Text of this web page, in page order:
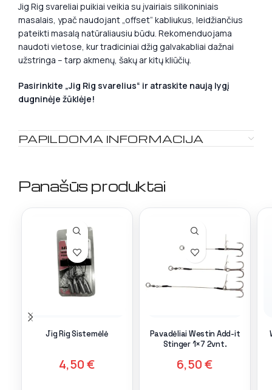
Jig Rig svareliai puikiai veikia su įvairiais silikoniniais
masalais, ypač naudojant „offset“ kabliukus, leidžiančius
pateikti masalą natūraliausiu būdu. Rekomenduojama
naudoti vietose, kur tradiciniai džig galvakabliai dažnai
užstringa – tarp akmenų, šakų ar kitų kliūčių.
Pasirinkite „Jig Rig svarelius“ ir atraskite naują lygį
dugninėje žūklėje!
PAPILDOMA INFORMACIJA
Panašūs produktai
Jig Rig Sistemėlė
4,50€
Pavadėliai Westin Add-it
Stinger 1×7 2vnt.
6,50€